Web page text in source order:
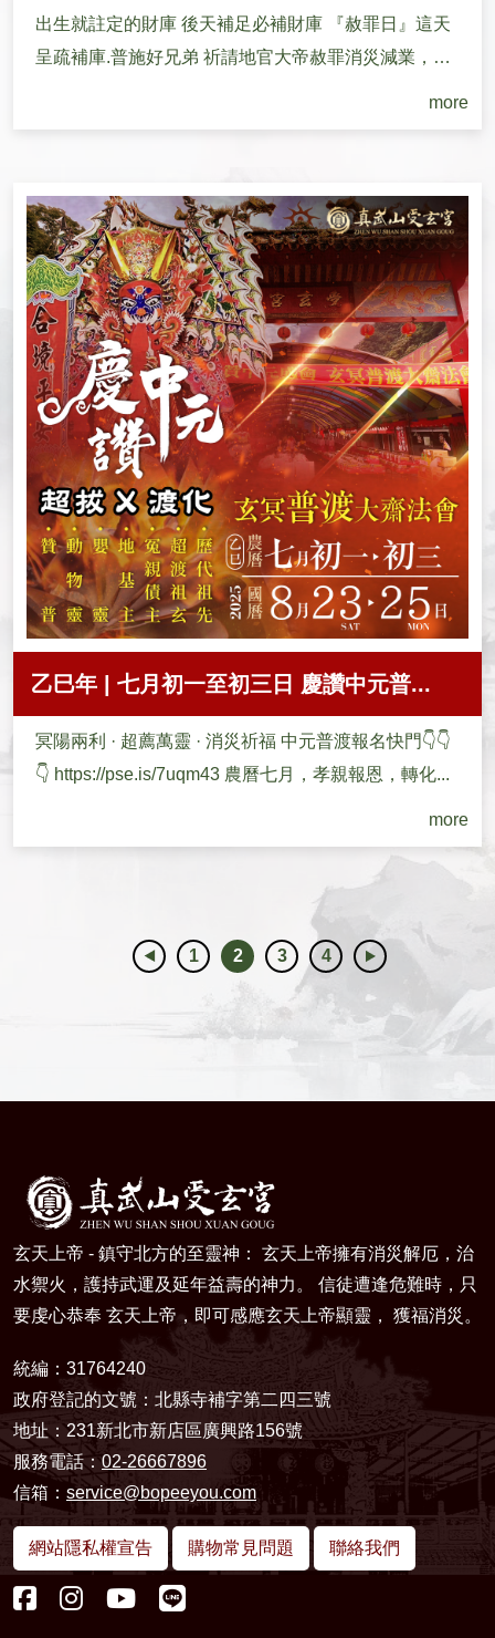
出生就註定的財庫 後天補足必補財庫 『赦罪日』這天
呈疏補庫.普施好兄弟 祈請地官大帝赦罪消災減業，賜
more
乙巳年 | 七月初一至初三日 慶讚中元普...
冥陽兩利 · 超薦萬靈 · 消災祈福 中元普渡報名快門👇👇
👇 https://pse.is/7uqm43 農曆七月，孝親報恩，轉化...
more
1 2 3 4
玄天上帝 - 鎮守北方的至靈神： 玄天上帝擁有消災解厄，治
水禦火，護持武運及延年益壽的神力。 信徒遭逢危難時，只
要虔心恭奉 玄天上帝，即可感應玄天上帝顯靈， 獲福消災。
統編：31764240
政府登記的文號：北縣寺補字第二四三號
地址：231新北市新店區廣興路156號
服務電話：02-26667896
信箱： service@bopeeyou.com
網站隱私權宣告 購物常見問題 聯絡我們